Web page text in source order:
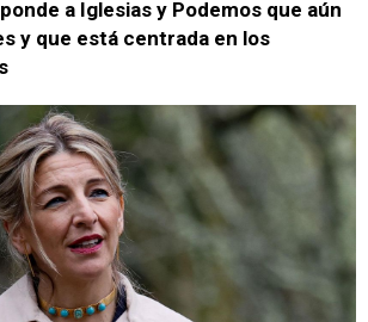
a Iglesias y Podemos que aún
y que está centrada en los